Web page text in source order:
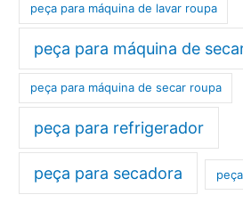
peça para máquina de lavar roupa
peça para máquina de
peça para máquina de secar roupa
peça para refrigerador
peça para secadora